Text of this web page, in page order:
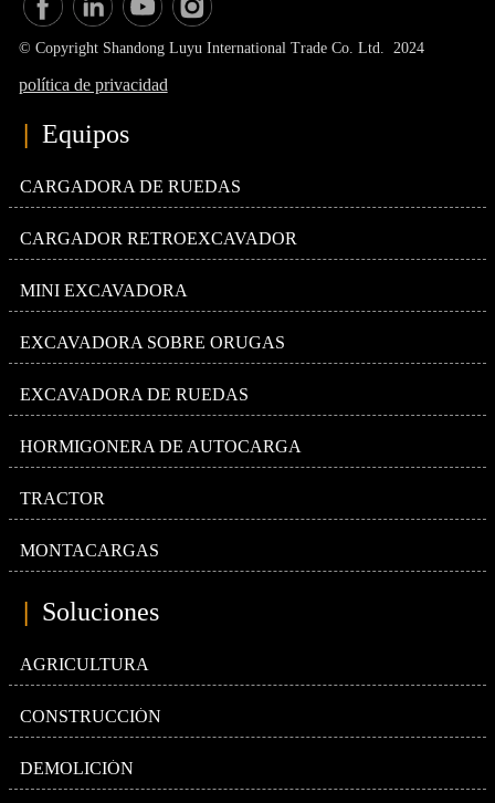
© Copyright Shandong Luyu International Trade Co. Ltd. 2024
política de privacidad
| Equipos
CARGADORA DE RUEDAS
CARGADOR RETROEXCAVADOR
MINI EXCAVADORA
EXCAVADORA SOBRE ORUGAS
EXCAVADORA DE RUEDAS
HORMIGONERA DE AUTOCARGA
TRACTOR
MONTACARGAS
Soluciones
AGRICULTURA
CONSTRUCCIÓN
DEMOLICIÓN